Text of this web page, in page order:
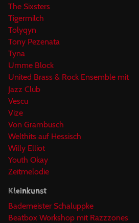
The Sixsters
Tigermilch
Tolyqyn
Tony Pezenata
Tyna
Umme Block
United Brass & Rock Ensemble mit
Jazz Club
Vescu
Vize
Von Grambusch
Welthits auf Hessisch
Willy Elliot
Youth Okay
Zeitmelodie
Kleinkunst
Bademeister Schaluppke
Beatbox Workshop mit Razzzones